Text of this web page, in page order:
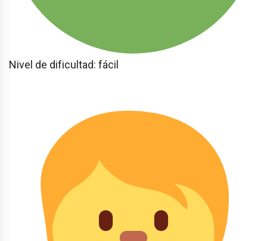
Nivel de dificultad: fácil